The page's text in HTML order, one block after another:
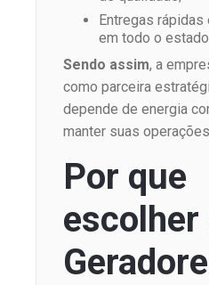
Entregas rápidas
em todo o
Sendo assim, a
como parceira
depende de energia
manter suas
Por que
escolher